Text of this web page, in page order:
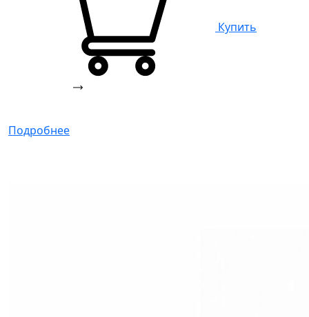
Купить
Подробнее